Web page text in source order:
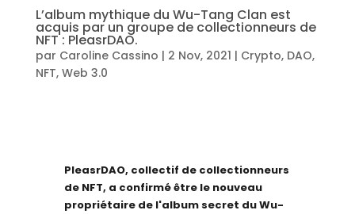
L’album mythique du Wu-Tang Clan est
acquis par un groupe de collectionneurs de
NFT : PleasrDAO.
par Caroline Cassino | 2 Nov, 2021 | Crypto, DAO,
NFT, Web 3.0
PleasrDAO, collectif de collectionneurs
de NFT, a confirmé être le nouveau
propriétaire de l'album secret du Wu-